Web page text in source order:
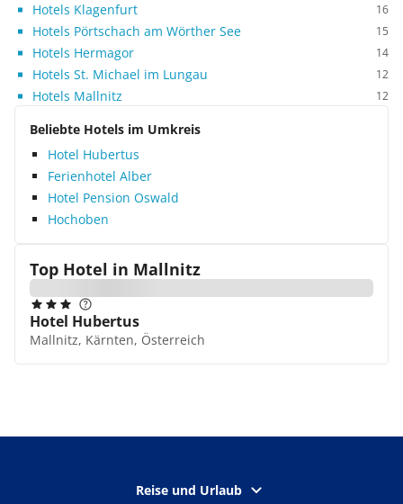
Hotels Klagenfurt 16
Hotels Pörtschach am Wörther See 15
Hotels Hermagor 14
Hotels St. Michael im Lungau 12
Hotels Mallnitz 12
Beliebte Hotels im Umkreis
Hotel Hubertus
Ferienhotel Alber
Hotel Pension Oswald
Hochoben
Top Hotel in Mallnitz
Hotel Hubertus
Mallnitz, Kärnten, Österreich
Reise und Urlaub